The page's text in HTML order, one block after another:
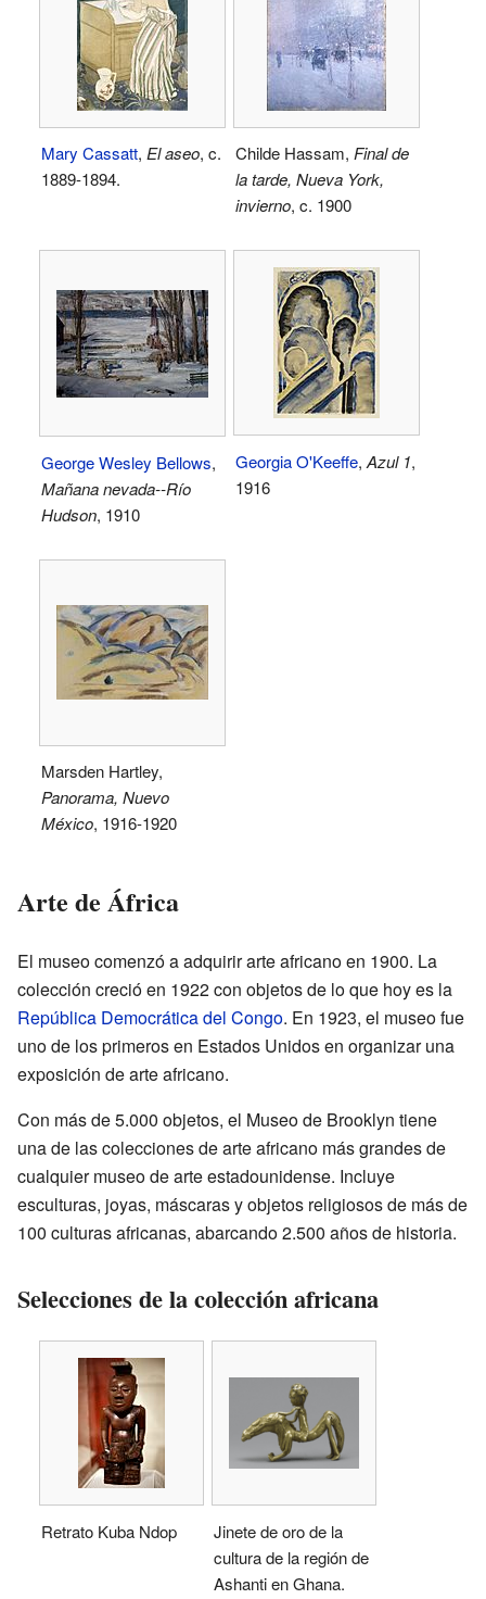
Mary Cassatt, El aseo, c.
1889-1894.
Childe Hassam, Final de
la tarde, Nueva York,
invierno, c. 1900
George Wesley Bellows,
Mañana nevada--Río
Hudson, 1910
Georgia O'Keeffe, Azul 1,
1916
Marsden Hartley,
Panorama, Nuevo
México, 1916-1920
Arte de África
El museo comenzó a adquirir arte africano en 1900. La
colección creció en 1922 con objetos de lo que hoy es la
República Democrática del Congo. En 1923, el museo fue
uno de los primeros en Estados Unidos en organizar una
exposición de arte africano.
Con más de 5.000 objetos, el Museo de Brooklyn tiene
una de las colecciones de arte africano más grandes de
cualquier museo de arte estadounidense. Incluye
esculturas, joyas, máscaras y objetos religiosos de más de
100 culturas africanas, abarcando 2.500 años de historia.
Selecciones de la colección africana
Retrato Kuba Ndop
Jinete de oro de la
cultura de la región de
Ashanti en Ghana.